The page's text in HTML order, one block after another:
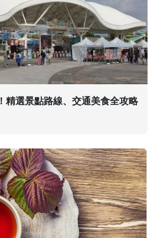
精選景點路線、交通美食全攻略